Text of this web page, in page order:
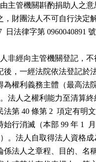
定由主管機關斟酌捐助人之
之，財團法人不可自行決定
7  日法律字第 0960040891
人非經向主管機關登記，不
記後，一經法院依法登記於
得為權利義務主體（最高法
）。法人之權利能力至清算
法第 40 條第 2  項定有明
始行消滅（本部 99 年 1  月
照）。法人自取得法人資格
論係法人之章程、目的、名